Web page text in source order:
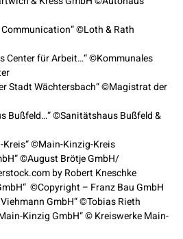
©Loth & Rath
Center für Arbeit…“ ©Kommunales
Stadt Wächtersbach“ ©Magistrat der
Bußfeld…“ ©Sanitätshaus Bußfeld &
Kreis“ ©Main-Kinzig-Kreis
©August Brötje GmbH/
by Robert Kneschke
©Copyright – Franz Bau GmbH
GmbH“ ©Tobias Rieth
Kinzig GmbH“ © Kreiswerke Main-